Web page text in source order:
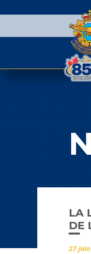
LA
DE
27